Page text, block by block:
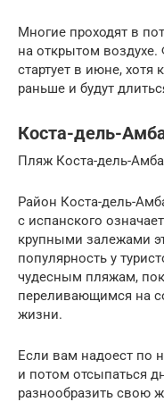
Многие проходят в
на открытом
стартует в июне, хотя
раньше и будут
Коста-дель-
Пляж Коста-дель-
Район Коста-дель-
с испанского
крупными залежами
популярность у
чудесным пляжам,
переливающимся на
жизни.
Если вам надоест по
и потом отсыпаться
разнообразить свою